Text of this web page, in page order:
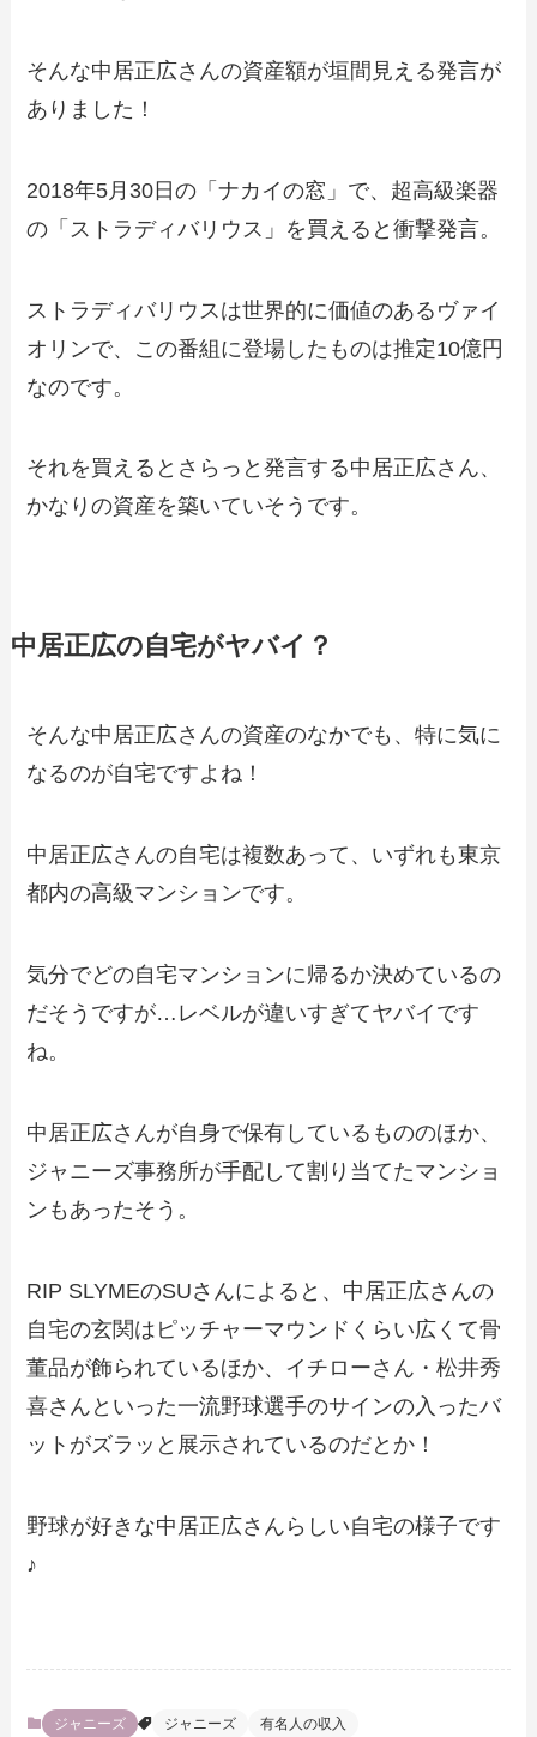
そんな中居正広さんの資産額が垣間見える発言が
ありました！
2018年5月30日の「ナカイの窓」で、超高級楽器
の「ストラディバリウス」を買えると衝撃発言。
ストラディバリウスは世界的に価値のあるヴァイ
オリンで、この番組に登場したものは推定10億円
なのです。
それを買えるとさらっと発言する中居正広さん、
かなりの資産を築いていそうです。
中居正広の自宅がヤバイ？
そんな中居正広さんの資産のなかでも、特に気に
なるのが自宅ですよね！
中居正広さんの自宅は複数あって、いずれも東京
都内の高級マンションです。
気分でどの自宅マンションに帰るか決めているの
だそうですが…レベルが違いすぎてヤバイです
ね。
中居正広さんが自身で保有しているもののほか、
ジャニーズ事務所が手配して割り当てたマンショ
ンもあったそう。
RIP SLYMEのSUさんによると、中居正広さんの
自宅の玄関はピッチャーマウンドくらい広くて骨
董品が飾られているほか、イチローさん・松井秀
喜さんといった一流野球選手のサインの入ったバ
ットがズラッと展示されているのだとか！
野球が好きな中居正広さんらしい自宅の様子です
♪
ジャニーズ ジャニーズ 有名人の収入